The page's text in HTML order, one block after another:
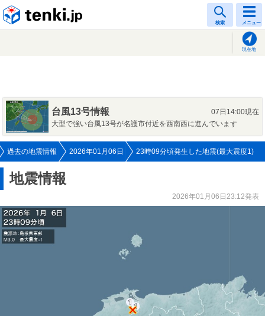
検索 メニュー
現在地
台風13号情報
07日14:00現在
大型で強い台風13号が名護市付近を西南西に進んでいます
過去の地震情報 2026年01月06日 23時09分頃発生した地震(最大震度1)
地震情報
2026年01月06日23:12発表